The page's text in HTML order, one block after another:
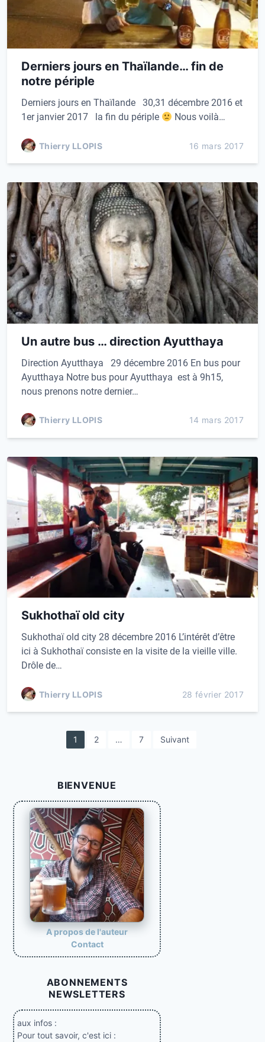
Derniers jours en Thaïlande… fin de
notre périple
Derniers jours en Thaïlande 30,31 décembre 2016 et
1er janvier 2017 la fin du périple
Nous voilà…
Thierry LLOPIS 16 mars 2017
Un autre bus … direction Ayutthaya
Direction Ayutthaya 29 décembre 2016 En bus pour
Ayutthaya Notre bus pour Ayutthaya est à 9h15,
nous prenons notre dernier…
Thierry LLOPIS 14 mars 2017
Sukhothaï old city
Sukhothaï old city 28 décembre 2016 L’intérêt d’être
ici à Sukhothaï consiste en la visite de la vieille ville.
Drôle de…
Thierry LLOPIS 28 février 2017
n
a
o
n
d
e
s
1 2 … 7 Suivant
BIENVENUE
A propos de l'auteur
Contact
ABONNEMENTS
NEWSLETTERS
aux infos :
Pour tout savoir, c'est ici :